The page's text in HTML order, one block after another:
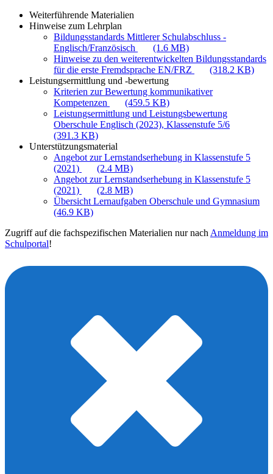
Weiterführende Materialien
Hinweise zum Lehrplan
Bildungsstandards Mittlerer Schulabschluss -
Englisch/Französisch
(1.6 MB)
Hinweise zu den weiterentwickelten Bildungsstandards
für die erste Fremdsprache EN/FRZ
(318.2 KB)
Leistungsermittlung und -bewertung
Kriterien zur Bewertung kommunikativer
Kompetenzen
(459.5 KB)
Leistungsermittlung und Leistungsbewertung
Oberschule Englisch (2023), Klassenstufe 5/6
(391.3 KB)
Unterstützungsmaterial
Angebot zur Lernstandserhebung in Klassenstufe 5
(2021)
(2.4 MB)
Angebot zur Lernstandserhebung in Klassenstufe 5
(2021)
(2.8 MB)
Übersicht Lernaufgaben Oberschule und Gymnasium
(46.9 KB)
Zugriff auf die fachspezifischen Materialien nur nach Anmeldung im
Schulportal!